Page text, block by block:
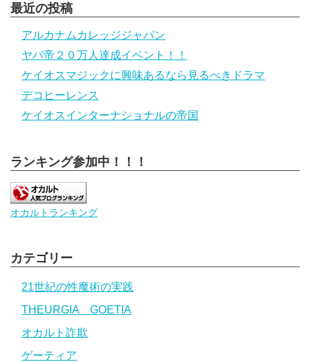
最近の投稿
アルカナムカレッジジャパン
ヤバ帝２０万人達成イベント！！
ケイオスマジックに興味あるなら見るべきドラマ
デコヒーレンス
ケイオスインターナショナルの帝国
ランキング参加中！！！
オカルトランキング
カテゴリー
21世紀の性魔術の実践
THEURGIA GOETIA
オカルト詐欺
ゲーティア